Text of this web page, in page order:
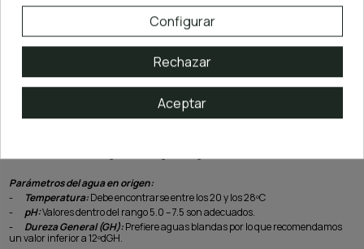
Los ejemplares adultos pueden alcanzar
longitudes de 3.5-4.0 cm. En cuanto al dimorfismo, los machos tienden a tener
un cuerpo más estilizado, ser ligeramente más pequeños y mostrar más color
que las hembras, especialmente en las aletas dorsal y anal.
Tipo de acuario:Tratándose de un pez de cardumen de tamaño pequeño-
mediano recomendaríamos un acuario de al menos 60-80L con no menos de
Parámetros del agua en origen:
-
Temperatura:Debe encontrarse entre los 20 y los 28ºC
- pH:Valores dentro del rango 5.0 – 7.5 son adecuados.
- Dureza General (GH):Prefiere aguas blandas por lo que recomendamos
un valor inferior a 12ºdGH.
Configurar
Rechazar
Aceptar